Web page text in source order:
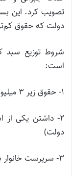
دولت که حقوق کم‌تر از 3 میلیون تومان دارند واریز
شروط توزیع سبد
است:
1- حقوق زیر 3 میلیون تومان
2- داشتن یکی از
دولت)
3- سرپرست خانوار بودن